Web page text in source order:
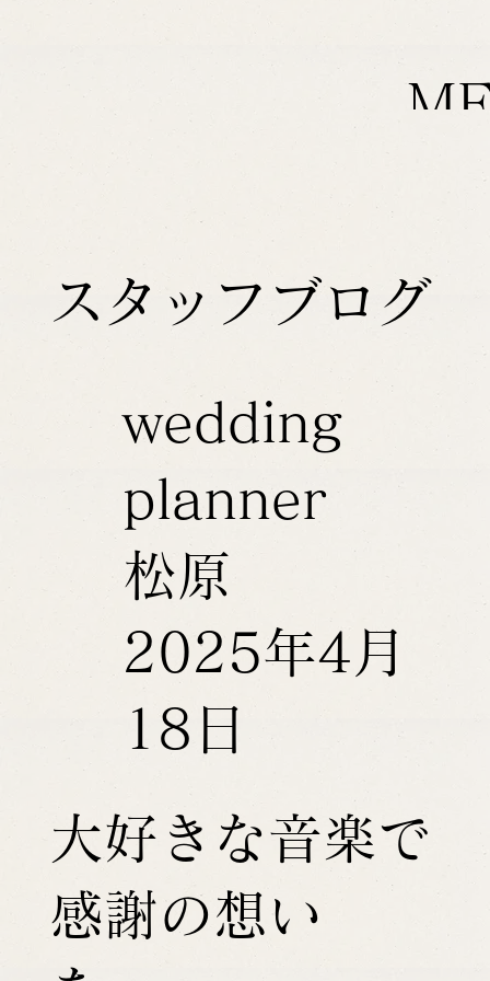
スタッフブログ
大好きな音楽で
感謝の想い
wedding
planner
松原
2025年4月
18日